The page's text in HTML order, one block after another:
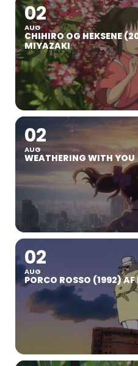
02
AUG
CHIHIRO OG HEKSENE
MIYAZAKI
02
AUG
WEATHERING WITH YOU
02
AUG
PORCO ROSSO (1992)